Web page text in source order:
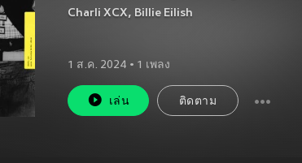
Charli XCX, Billie Eilish
1 ส.ค. 2024 • 1 เพลง
เล่น ติดตาม